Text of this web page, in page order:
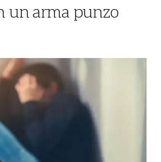
un arma punzo